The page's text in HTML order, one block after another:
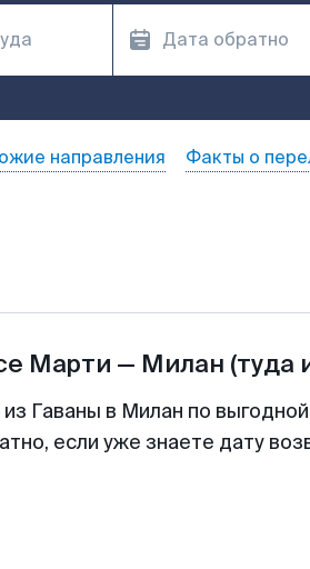
направления Факты о
Марти — Милан (туда
Гаваны в Милан по
если уже знаете дату